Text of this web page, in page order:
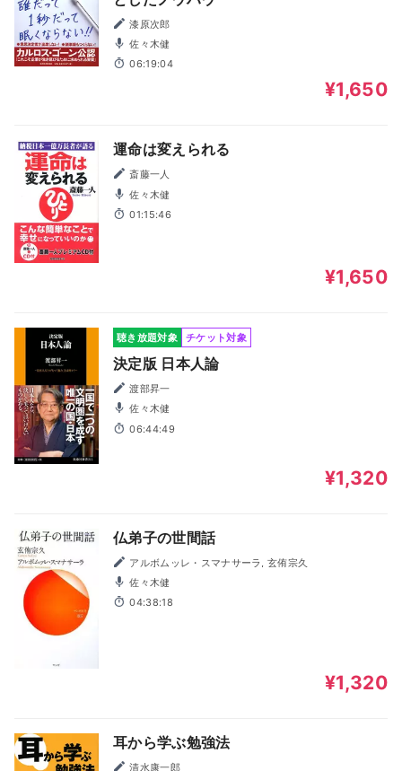
漆原次郎
佐々木健
06:19:04
¥1,650
運命は変えられる
斎藤一人
佐々木健
01:15:46
¥1,650
聴き放題対象 チケット対象
決定版 日本人論
渡部昇一
佐々木健
06:44:49
¥1,320
仏弟子の世間話
アルボムッレ・スマナサーラ, 玄侑宗久
佐々木健
04:38:18
¥1,320
耳から学ぶ勉強法
清水康一郎